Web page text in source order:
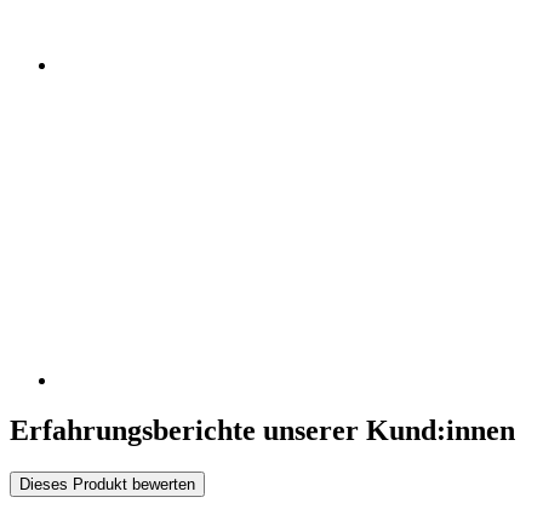
Erfahrungsberichte unserer Kund:innen
Dieses Produkt bewerten